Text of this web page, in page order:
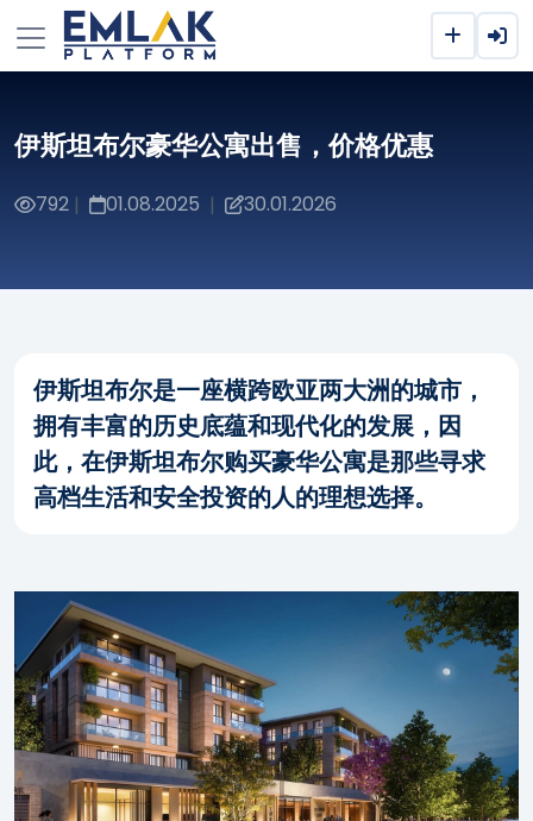
伊斯坦布尔豪华公寓出售，价格优惠
792 | 01.08.2025 | 30.01.2026
伊斯坦布尔是一座横跨欧亚两大洲的城市，
拥有丰富的历史底蕴和现代化的发展，因
此，在伊斯坦布尔购买豪华公寓是那些寻求
高档生活和安全投资的人的理想选择。